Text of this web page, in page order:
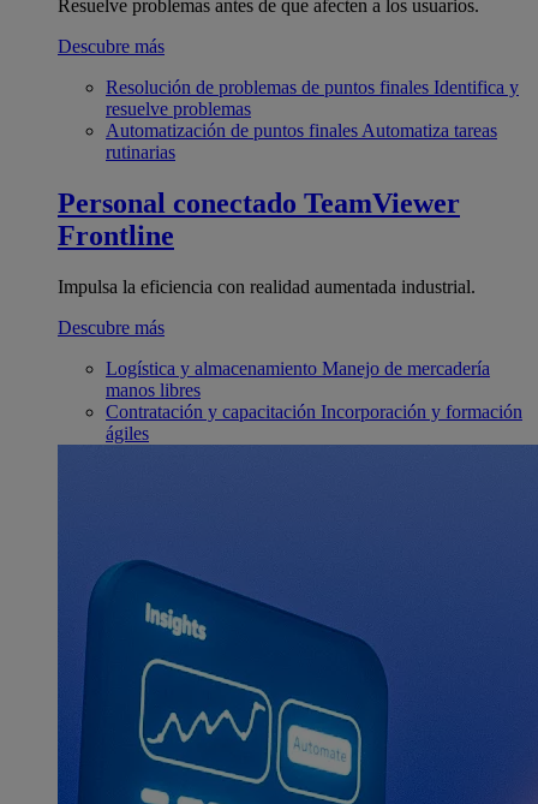
Resuelve problemas antes de que afecten a los usuarios.
Descubre más
Resolución de problemas de puntos finales Identifica y
resuelve problemas
Automatización de puntos finales Automatiza tareas
rutinarias
Personal conectado TeamViewer
Frontline
Impulsa la eficiencia con realidad aumentada industrial.
Descubre más
Logística y almacenamiento Manejo de mercadería
manos libres
Contratación y capacitación Incorporación y formación
ágiles